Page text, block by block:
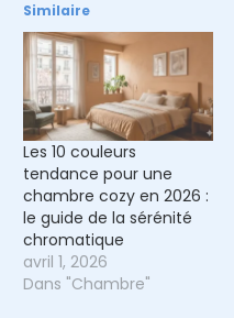
Similaire
Les 10 couleurs
tendance pour une
chambre cozy en 2026 :
le guide de la sérénité
chromatique
avril 1, 2026
Dans "Chambre"